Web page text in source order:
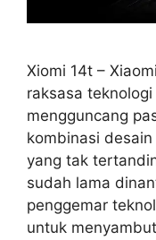
Xiomi 14t –
raksasa
mengguncang
kombinasi
yang tak
sudah lama
penggemar
untuk